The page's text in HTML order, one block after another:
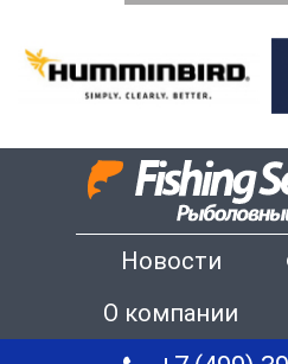
Новости
О компании